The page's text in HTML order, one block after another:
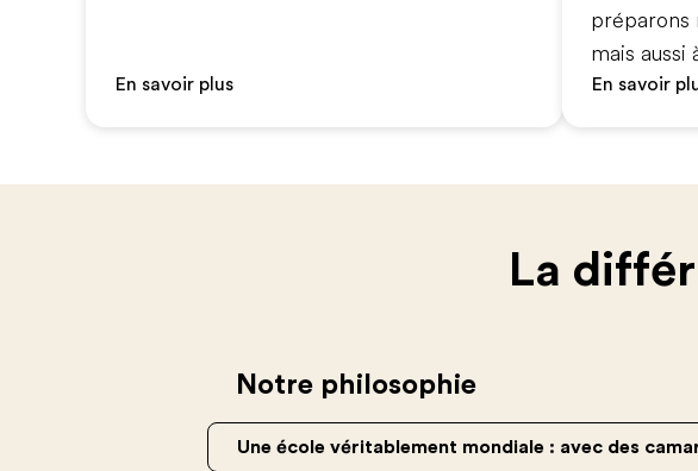
En savoir plus
préparons
mais aussi
En savoir
La
Notre philosophie
Une école véritablement mondiale : avec des